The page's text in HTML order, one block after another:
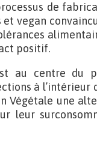
de
vegan
positif.
au centre du
à l’intérieur
Végétale une
leur